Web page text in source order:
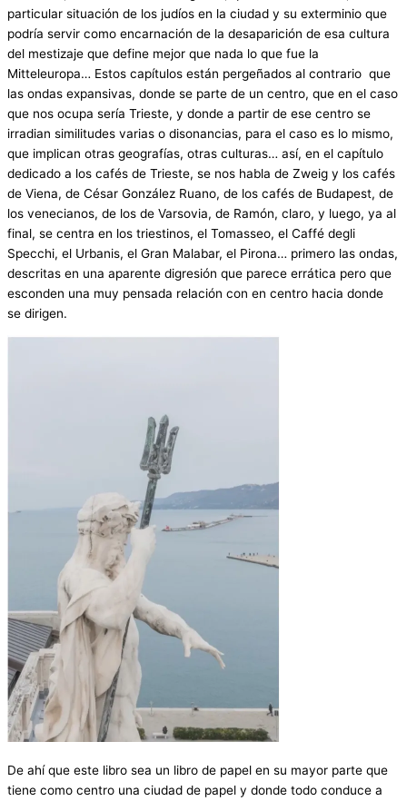
particular situación de los judíos en la ciudad y su exterminio que
podría servir como encarnación de la desaparición de esa cultura
del mestizaje que define mejor que nada lo que fue la
Mitteleuropa… Estos capítulos están pergeñados al contrario que
las ondas expansivas, donde se parte de un centro, que en el caso
que nos ocupa sería Trieste, y donde a partir de ese centro se
irradian similitudes varias o disonancias, para el caso es lo mismo,
que implican otras geografías, otras culturas… así, en el capítulo
dedicado a los cafés de Trieste, se nos habla de Zweig y los cafés
de Viena, de César González Ruano, de los cafés de Budapest, de
los venecianos, de los de Varsovia, de Ramón, claro, y luego, ya al
final, se centra en los triestinos, el Tomasseo, el Caffé degli
Specchi, el Urbanis, el Gran Malabar, el Pirona… primero las ondas,
descritas en una aparente digresión que parece errática pero que
esconden una muy pensada relación con en centro hacia donde
se dirigen.
De ahí que este libro sea un libro de papel en su mayor parte que
tiene como centro una ciudad de papel y donde todo conduce a